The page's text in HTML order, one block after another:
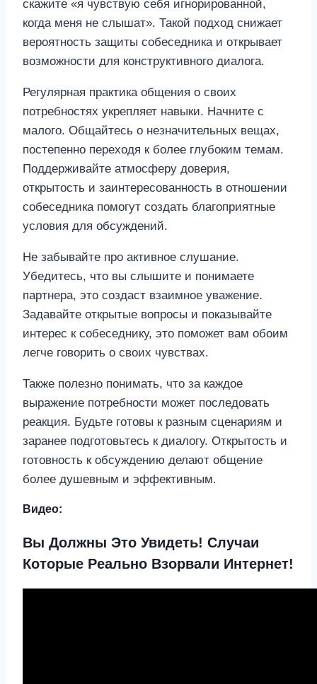
скажите «я чувствую себя игнорированной,
когда меня не слышат». Такой подход снижает
вероятность защиты собеседника и открывает
возможности для конструктивного диалога.
Регулярная практика общения о своих
потребностях укрепляет навыки. Начните с
малого. Общайтесь о незначительных вещах,
постепенно переходя к более глубоким темам.
Поддерживайте атмосферу доверия,
открытость и заинтересованность в отношении
собеседника помогут создать благоприятные
условия для обсуждений.
Не забывайте про активное слушание.
Убедитесь, что вы слышите и понимаете
партнера, это создаст взаимное уважение.
Задавайте открытые вопросы и показывайте
интерес к собеседнику, это поможет вам обоим
легче говорить о своих чувствах.
Также полезно понимать, что за каждое
выражение потребности может последовать
реакция. Будьте готовы к разным сценариям и
заранее подготовьтесь к диалогу. Открытость и
готовность к обсуждению делают общение
более душевным и эффективным.
Видео:
Вы Должны Это Увидеть! Случаи
Которые Реально Взорвали Интернет!